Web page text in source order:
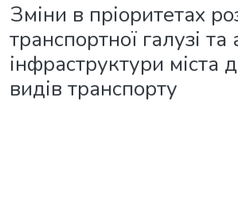
Зміни в пріоритетах
транспортної галузі та
інфраструктури міста
видів транспорту